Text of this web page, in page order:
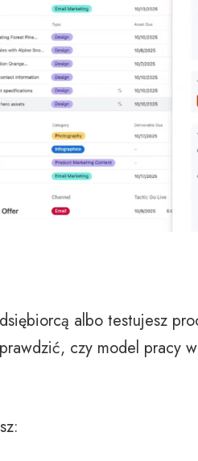
albo testujesz
czy model pracy